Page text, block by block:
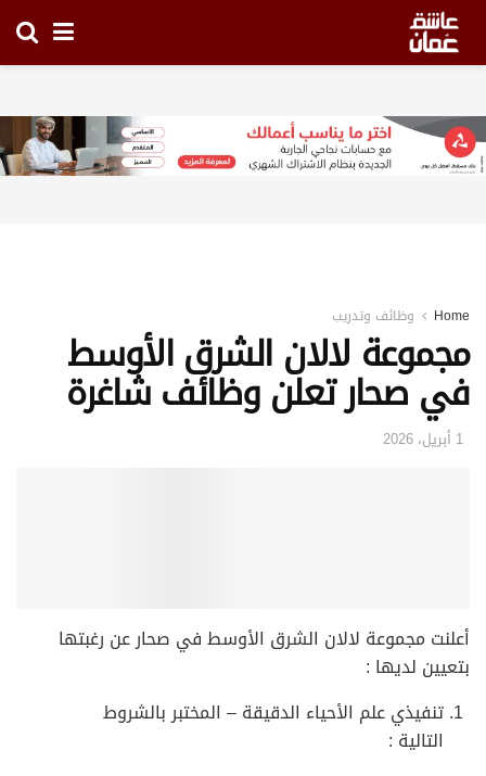
Home وظائف وتدريب
مجموعة لالان الشرق الأوسط
في صحار تعلن وظائف شاغرة
1 أبريل، 2026
أعلنت مجموعة لالان الشرق الأوسط في صحار عن رغبتها
بتعيين لديها :
تنفيذي علم الأحياء الدقيقة – المختبر بالشروط
التالية :